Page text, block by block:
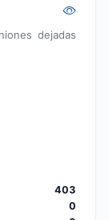
dejadas
403
0